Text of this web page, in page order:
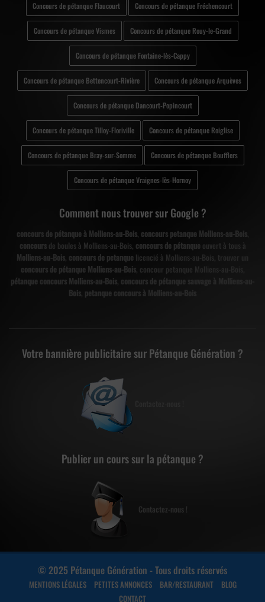
Concours de pétanque Flaucourt Concours de pétanque Fréchencourt
Concours de pétanque Vismes Concours de pétanque Rouy-le-Grand
Concours de pétanque Fontaine-lès-Cappy
Concours de pétanque Bettencourt-Rivière Concours de pétanque Arquèves
Concours de pétanque Dancourt-Popincourt
Concours de pétanque Tilloy-Floriville Concours de pétanque Roiglise
Concours de pétanque Bray-sur-Somme Concours de pétanque Boufflers
Concours de pétanque Vraignes-lès-Hornoy
Comment nous trouver sur Google ?
concours de pétanque à Molliens-au-Bois, concours petanque Molliens-au-Bois,
concoursde boules à Molliens-au-Bois, concours de pétanque ouvert à tous à
Molliens-au-Bois, concours de petanque licencié à Molliens-au-Bois, trouver un
concours de pétanque Molliens-au-Bois, concour petanque Molliens-au-Bois,
pétanque concours Molliens-au-Bois, concours de pétanque sauvage à Molliens-au-
Bois, petanque concours à Molliens-au-Bois
Votre bannière publicitaire sur Pétanque Génération ?
Publier un cours sur la pétanque ?
Contactez-nous !
© 2025 Pétanque Génération - Tous droits réservés
MENTIONS LÉGALES PETITES ANNONCES BAR/RESTAURANT
BLOG
CONTACT